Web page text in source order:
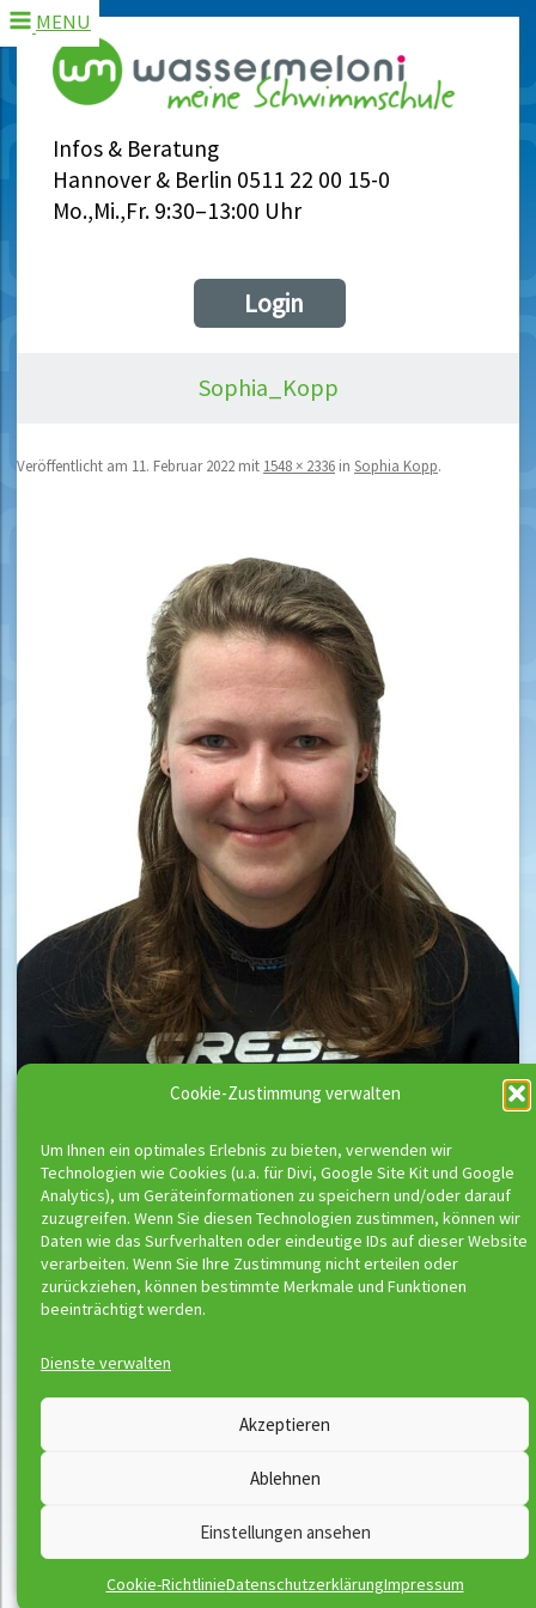
Cookie-Zustimmung verwalten
Um Ihnen ein optimales Erlebnis zu bieten, verwenden wir
Technologien wie Cookies (u.a. für Divi, Google Site Kit und Google
Analytics), um Geräteinformationen zu speichern und/oder darauf
zuzugreifen. Wenn Sie diesen Technologien zustimmen, können wir
Daten wie das Surfverhalten oder eindeutige IDs auf dieser Website
verarbeiten. Wenn Sie Ihre Zustimmung nicht erteilen oder
zurückziehen, können bestimmte Merkmale und Funktionen
beeinträchtigt werden.
Dienste verwalten
Akzeptieren
Ablehnen
Einstellungen ansehen
Cookie-RichtlinieDatenschutzerklärungImpressum
Infos & Beratung
Hannover & Berlin 0511 22 00 15-0
Mo.,Mi.,Fr. 9:30–13:00 Uhr
MENU
Login
Sophia_Kopp
Veröffentlicht am 11. Februar 2022 mit 1548 × 2336 in Sophia Kopp.
Impressum
Disclaimer
AGB